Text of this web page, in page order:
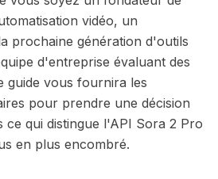
vidéo, un
prochaine génération d'outils
d'entreprise évaluant des
guide vous fournira les
pour prendre une décision
ce qui distingue l'API Sora 2 Pro
en plus encombré.